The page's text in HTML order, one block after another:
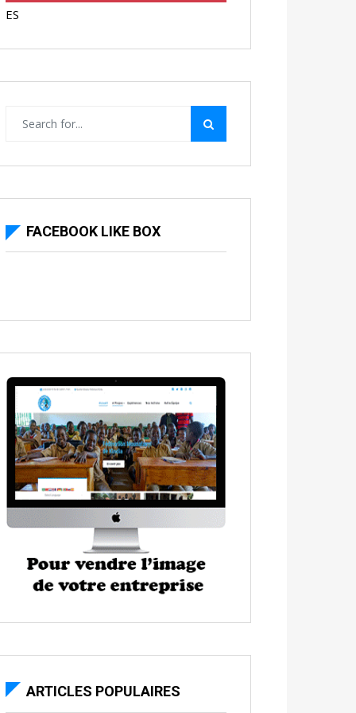
ES
FACEBOOK LIKE BOX
ARTICLES POPULAIRES